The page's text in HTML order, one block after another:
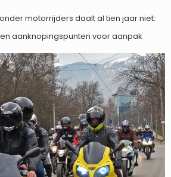
motorrijders daalt al tien jaar niet:
aanknopingspunten voor aanpak